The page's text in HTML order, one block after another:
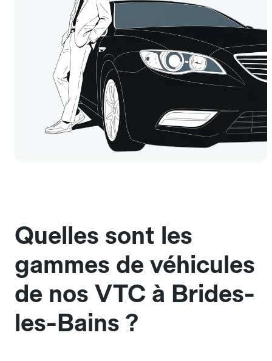
Quelles sont les
gammes de véhicules
de nos VTC à Brides-
les-Bains ?